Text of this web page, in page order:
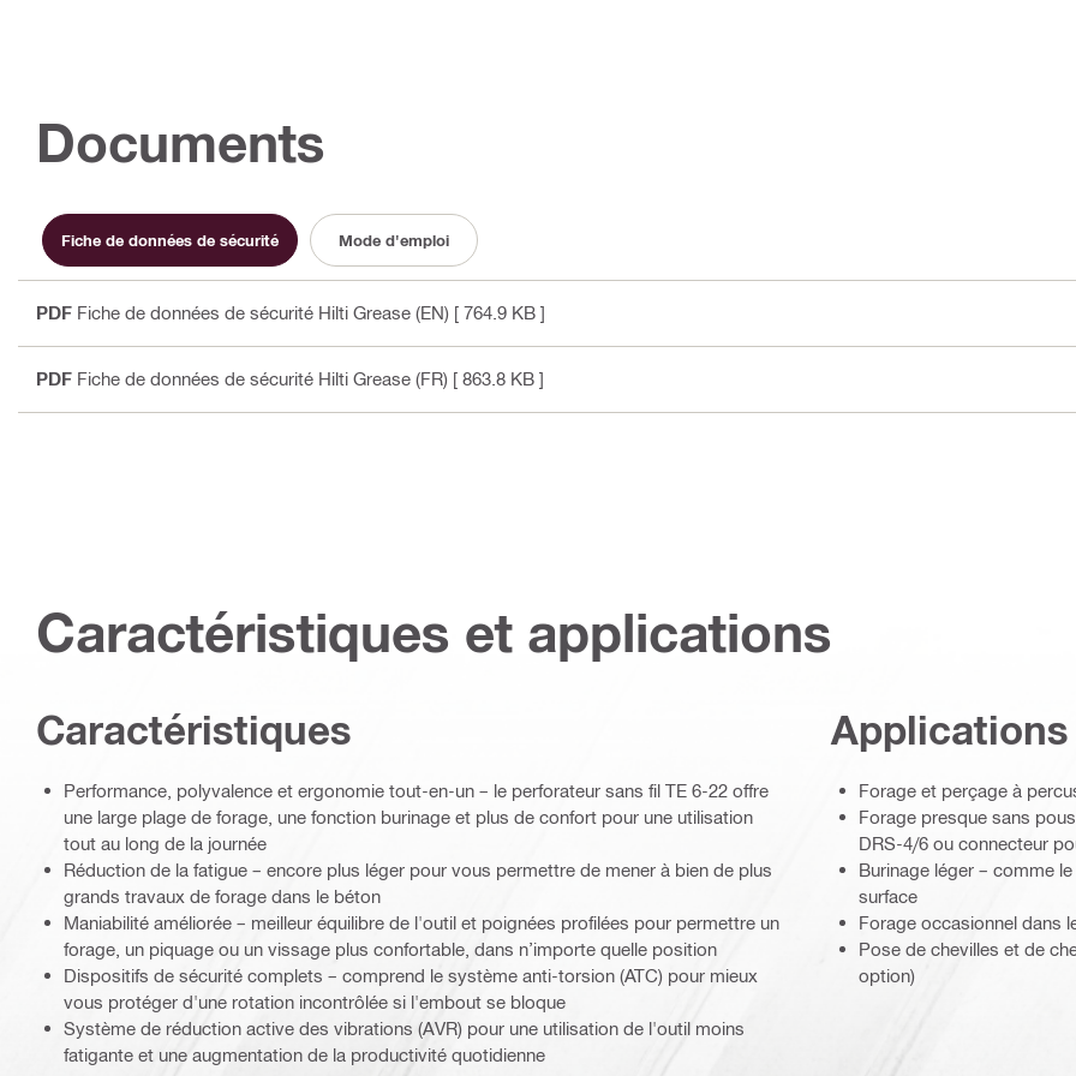
Documents
Fiche de données de sécurité Mode d'emploi
PDF Fiche de données de sécurité Hilti Grease (EN) [ 764.9 KB ]
PDF Fiche de données de sécurité Hilti Grease (FR) [ 863.8 KB ]
Caractéristiques et applications
Caractéristiques
Performance, polyvalence et ergonomie tout-en-un – le perforateur sans fil TE 6-22 offre
une large plage de forage, une fonction burinage et plus de confort pour une utilisation
tout au long de la journée
Réduction de la fatigue – encore plus léger pour vous permettre de mener à bien de plus
grands travaux de forage dans le béton
Maniabilité améliorée – meilleur équilibre de l'outil et poignées profilées pour permettre un
forage, un piquage ou un vissage plus confortable, dans n’importe quelle position
Dispositifs de sécurité complets – comprend le système anti-torsion (ATC) pour mieux
vous protéger d'une rotation incontrôlée si l'embout se bloque
Système de réduction active des vibrations (AVR) pour une utilisation de l'outil moins
fatigante et une augmentation de la productivité quotidienne
Applications
Forage et perçage à
Forage presque sans
DRS-4/6 ou connecteur
Burinage léger – comme
surface
Forage occasionnel dans
Pose de chevilles et de
option)